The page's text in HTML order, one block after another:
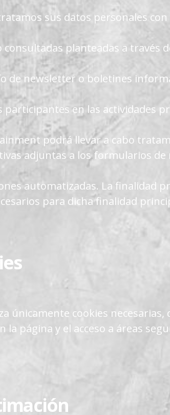
sus datos personales
consultadas planteadas a través
de newsletter o boletines
participantes en las actividades
podrá llevar a cabo
adjuntas a los formularios de
automatizadas. La finalidad
para dicha finalidad
únicamente cookies
la página y el acceso a áreas